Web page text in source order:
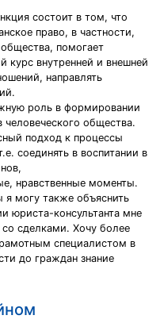
состоит в том, что
право, в частности,
помогает
курс внутренней и внешней
направлять
роль в формировании
человеческого общества.
подход к процессы
соединять в воспитании в
нравственные моменты.
могу также объяснить
юриста-консультанта мне
со сделками. Хочу более
специалистом в
до граждан знание